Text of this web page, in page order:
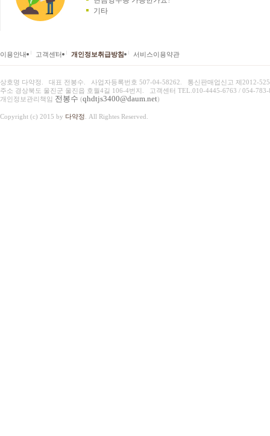
기타
이용안내 고객센터 개인정보취급방침 서비스이용약관
상호명 다약정. 대표 전봉수. 사업자등록번호 507-04-58262 . 통신판매업신고 제2012-
주소 경상북도 울진군 울진읍 호월4길 106-4번지. 고객센터 TEL.010-4445-6763 / 054-783-
개인정보관리책임 전봉수 (qhdtjs3400@daum.net)
Copyright (c) 2015 by 다약정 . All Rightes Reserved.